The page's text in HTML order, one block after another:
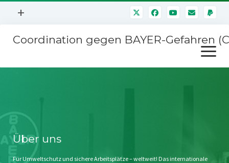
Menü
+
Mitmachen
Kontakt
Impressum
Störfälle
Coordination gegen BAYER-Gefahren
Menü
öffnen
Stichwort BAYER
Jahrestagung
Über uns
Für Umweltschutz und sichere Arbeitsplätze – weltweit! Das internationale